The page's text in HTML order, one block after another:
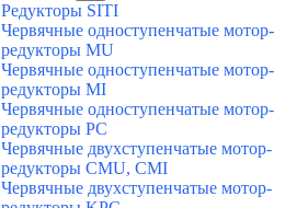
Редукторы SITI
Червячные одноступенчатые мотор-
редукторы MU
Червячные одноступенчатые мотор-
редукторы MI
Червячные одноступенчатые мотор-
редукторы PC
Червячные двухступенчатые мотор-
редукторы CMU, CMI
Червячные двухступенчатые мотор-